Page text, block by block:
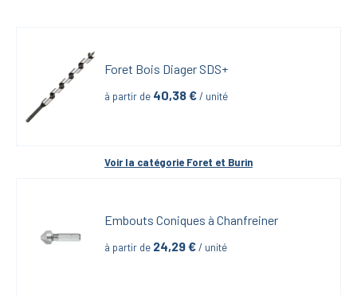
Foret Bois Diager SDS+
à partir de 40,38 € / unité
Voir la catégorie Foret et Burin
Embouts Coniques à Chanfreiner
à partir de 24,29 € / unité